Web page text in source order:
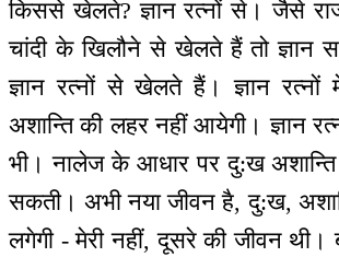
किससे खेलते? ज्ञान रत्नों से। जैसे
चांदी के खिलौने से खेलते हैं तो ज्ञान
ज्ञान रत्नों से खेलते हैं। ज्ञान
अशान्ति की लहर नहीं आयेगी। ज्ञान
भी। नालेज के आधार पर दु:ख
सकती। अभी नया जीवन है, दु:ख,
लगेगी - मेरी नहीं, दूसरे की जीवन थी।